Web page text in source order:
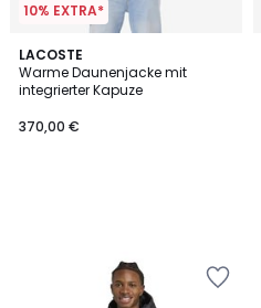
10% EXTRA*
LACOSTE
Warme Daunenjacke mit
integrierter Kapuze
370,00 €